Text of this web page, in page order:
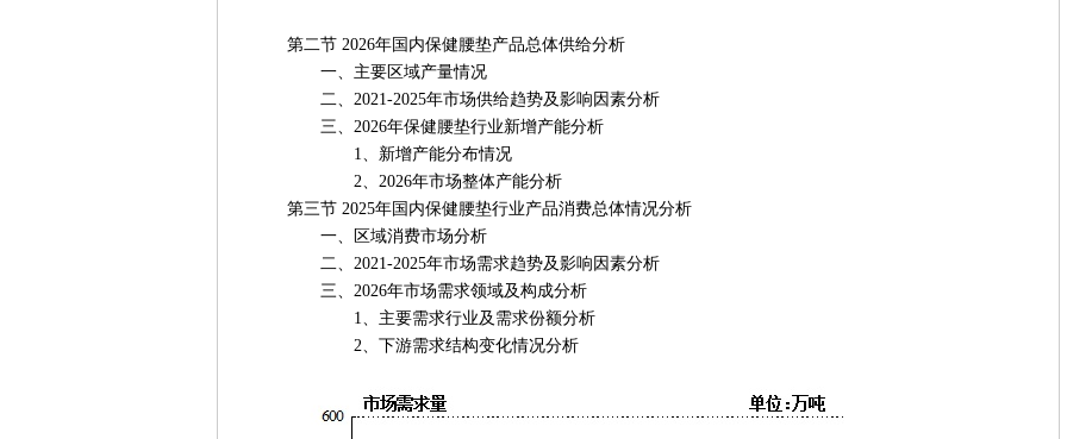
第二节 2026年国内保健腰垫产品总体供给分析
一、主要区域产量情况
二、2021-2025年市场供给趋势及影响因素分析
三、2026年保健腰垫行业新增产能分析
1、新增产能分布情况
2、2026年市场整体产能分析
第三节 2025年国内保健腰垫行业产品消费总体情况分析
一、区域消费市场分析
二、2021-2025年市场需求趋势及影响因素分析
三、2026年市场需求领域及构成分析
1、主要需求行业及需求份额分析
2、下游需求结构变化情况分析